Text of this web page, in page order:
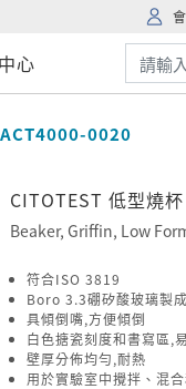
心
ACT4000-0020
CITOTEST 低型燒
Beaker, Griffin, Low
符合ISO 3819
Boro 3.3硼矽酸玻璃製成
具傾倒嘴,方便傾倒
白色搪瓷刻度和書寫區,
壁厚分佈均勻,耐熱
用於實驗室中攪拌、混